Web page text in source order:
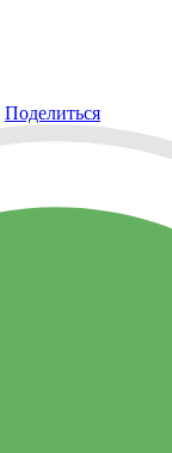
Поделиться